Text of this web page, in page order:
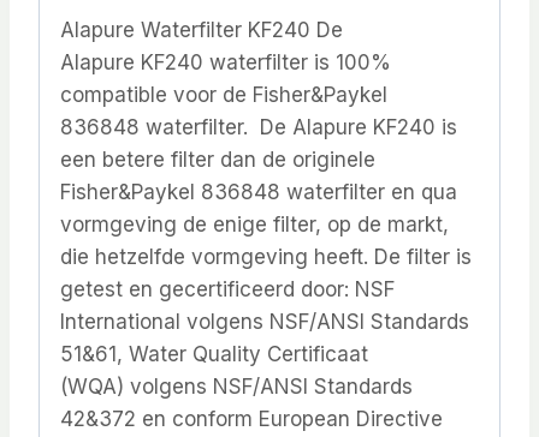
Alapure Waterfilter KF240 De
Alapure KF240 waterfilter is 100%
compatible voor de Fisher&Paykel
836848 waterfilter. De Alapure KF240 is
een betere filter dan de originele
Fisher&Paykel 836848 waterfilter en qua
vormgeving de enige filter, op de markt,
die hetzelfde vormgeving heeft. De filter is
getest en gecertificeerd door: NSF
International volgens NSF/ANSI Standards
51&61, Water Quality Certificaat
(WQA) volgens NSF/ANSI Standards
42&372 en conform European Directive